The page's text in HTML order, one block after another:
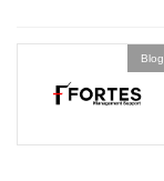
Blog